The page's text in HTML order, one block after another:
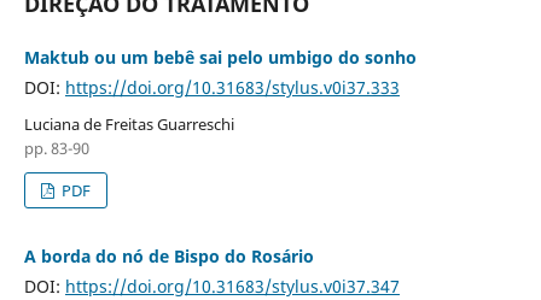
Maktub ou um bebê sai pelo umbigo do sonho
DOI: https://doi.org/10.31683/stylus.v0i37.333
Luciana de Freitas Guarreschi
pp. 83-90
PDF
A borda do nó de Bispo do Rosário
DOI: https://doi.org/10.31683/stylus.v0i37.347